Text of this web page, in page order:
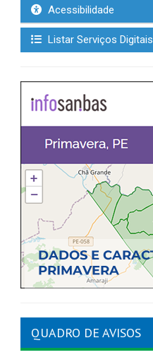
Acessibilidade
Listar Serviços Digitais
QUADRO DE AVISOS